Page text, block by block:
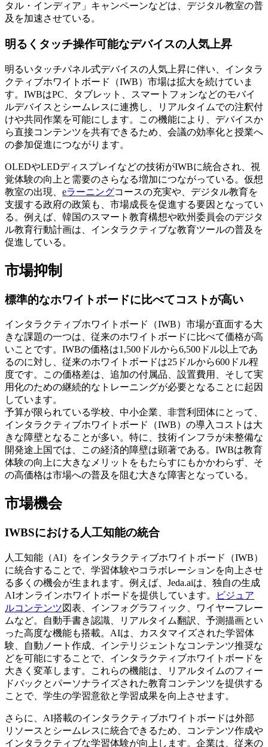
タル・インディア」キャンペーンなどは、デジタル教室の普
及を加速させている。
明るくタッチ操作可能なデバイスの人気上昇
明るいタッチパネル式デバイスの人気上昇に伴い、インタラ
クティブホワイトボード（IWB）市場は拡大を続けていま
す。IWBはPC、タブレット、スマートフォンなどのモバイ
ルデバイスとシームレスに連携し、リアルタイムでの注釈付
けや共同作業を可能にします。この機能により、デバイスか
ら直接コンテンツを共有できるため、会議の効率化と授業へ
の参加促進につながります。
OLEDやLEDディスプレイなどの技術がIWBに統合され、視
覚体験の向上と需要のさらなる増加につながっている。仮想
教室の出現、 eラーニングコースの充実や、デジタル教育を
支援する政府の政策も、市場成長を促進する要因となってい
る。例えば、韓国のスマート教育構想や欧州委員会のデジタ
ル教育行動計画は、インタラクティブな教育ツールの普及を
促進している。
市場抑制
標準的なホワイトボードに比べてコストが高い
インタラクティブホワイトボード（IWB）市場が直面する大
きな課題の一つは、従来のホワイトボードに比べて価格が高
いことです。IWBの価格は1,500ドルから6,500ドル以上であ
るのに対し、従来のホワイトボードは25ドルから600ドル程
度です。この価格差は、追加の付属品、設置費用、そして実
用化のための継続的なトレーニングが必要となることに起因
しています。
予算が限られている学校、中小企業、非営利団体にとって、
インタラクティブホワイトボード（IWB）の導入コストは大
きな障壁となることが多い。特に、技術インフラが未整備な
開発途上国では、この経済的障壁は顕著である。IWBは教育
体験の向上に大きなメリットをもたらすにもかかわらず、そ
の高価格は市場への普及を阻む大きな障害となっている。
市場機会
IWBSにおける人工知能の統合
人工知能（AI）をインタラクティブホワイトボード（IWB）
に統合することで、学習体験やコラボレーションを向上させ
る多くの機会が生まれます。例えば、Jeda.aiは、独自の生成
AIオンラインホワイトボードを提供しています。
ビジュア
ルコンテンツ図表、インフォグラフィック、ワイヤーフレー
ムなど。自動手書き認識、リアルタイム翻訳、予測描画とい
った高度な機能も搭載。AIは、カスタマイズされた学習体
験、自動ノート作成、インテリジェントなコンテンツ推奨な
どを可能にすることで、インタラクティブホワイトボードを
大きく変革します。これらの機能は、リアルタイムのフィー
ドバックとパーソナライズされた教育コンテンツを提供する
ことで、学生の学習意欲と学習成果を向上させます。
さらに、AI搭載のインタラクティブホワイトボードは外部
リソースとシームレスに統合できるため、コンテンツ作成や
インタラクティブな学習体験が向上します。企業は、従来の